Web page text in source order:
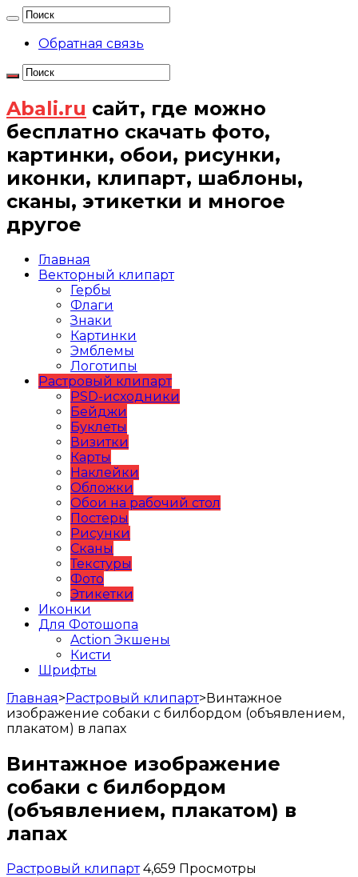
Обратная связь
Abali.ru сайт, где можно
бесплатно скачать фото,
картинки, обои, рисунки,
иконки, клипарт, шаблоны,
сканы, этикетки и многое
другое
Главная
Векторный клипарт
Гербы
Флаги
Знаки
Картинки
Эмблемы
Логотипы
Растровый клипарт
PSD-исходники
Бейджи
Буклеты
Визитки
Карты
Наклейки
Обложки
Обои на рабочий стол
Постеры
Рисунки
Сканы
Текстуры
Фото
Этикетки
Иконки
Для Фотошопа
Action Экшены
Кисти
Шрифты
Главная>Растровый клипарт>Винтажное
изображение собаки с билбордом (объявлением,
плакатом) в лапах
Винтажное изображение
собаки с билбордом
(объявлением, плакатом) в
лапах
Растровый клипарт 4,659 Просмотры